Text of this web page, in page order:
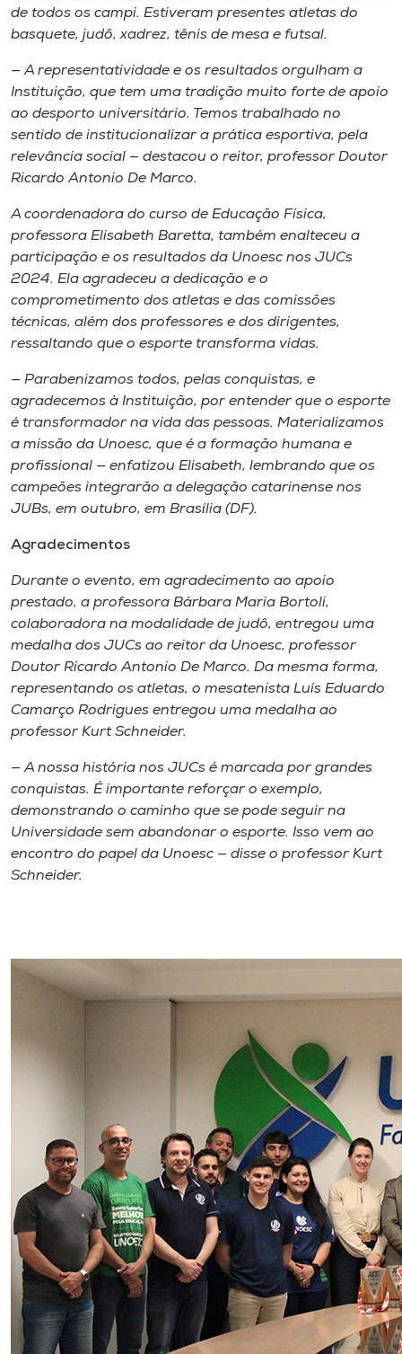
de todos os campi. Estiveram presentes atletas do
basquete, judô, xadrez, tênis de mesa e futsal.
— A representatividade e os resultados orgulham a
Instituição, que tem uma tradição muito forte de apoio
ao desporto universitário. Temos trabalhado no
sentido de institucionalizar a prática esportiva, pela
relevância social — destacou o reitor, professor Doutor
Ricardo Antonio De Marco.
A coordenadora do curso de Educação Física,
professora Elisabeth Baretta, também enalteceu a
participação e os resultados da Unoesc nos JUCs
2024. Ela agradeceu a dedicação e o
comprometimento dos atletas e das comissões
técnicas, além dos professores e dos dirigentes,
ressaltando que o esporte transforma vidas.
— Parabenizamos todos, pelas conquistas, e
agradecemos à Instituição, por entender que o esporte
é transformador na vida das pessoas. Materializamos
a missão da Unoesc, que é a formação humana e
profissional — enfatizou Elisabeth, lembrando que os
campeões integrarão a delegação catarinense nos
JUBs, em outubro, em Brasília (DF).
Agradecimentos
Durante o evento, em agradecimento ao apoio
prestado, a professora Bárbara Maria Bortoli,
colaboradora na modalidade de judô, entregou uma
medalha dos JUCs ao reitor da Unoesc, professor
Doutor Ricardo Antonio De Marco. Da mesma forma,
representando os atletas, o mesatenista Luís Eduardo
Camarço Rodrigues entregou uma medalha ao
professor Kurt Schneider.
— A nossa história nos JUCs é marcada por grandes
conquistas. É importante reforçar o exemplo,
demonstrando o caminho que se pode seguir na
Universidade sem abandonar o esporte. Isso vem ao
encontro do papel da Unoesc — disse o professor Kurt
Schneider.